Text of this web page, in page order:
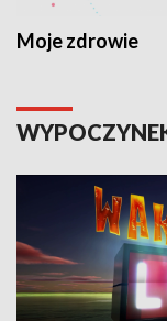
Moje zdrowie